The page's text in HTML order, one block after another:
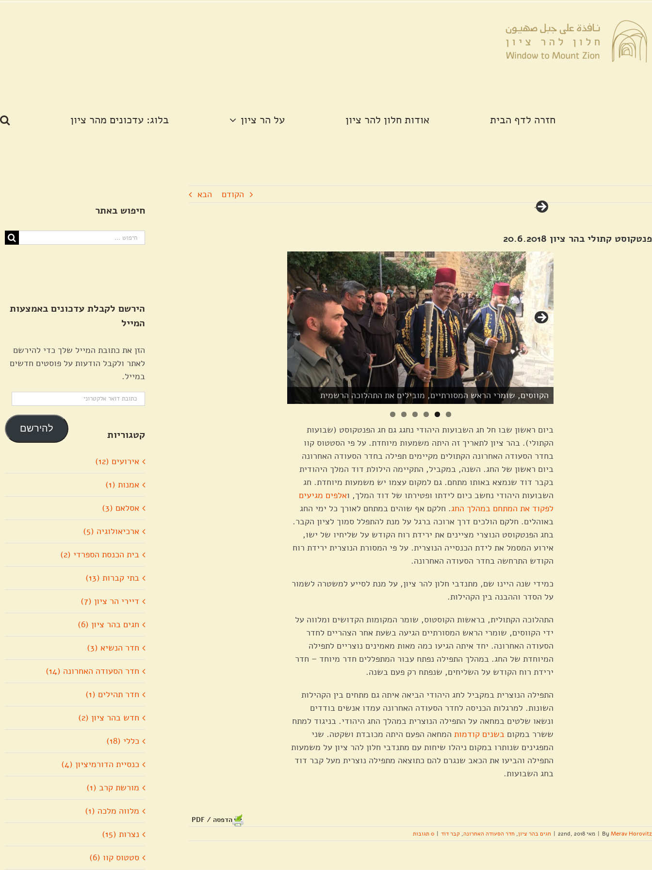
דלג
לתוכן
חזרה לדף הבית אודות חלון להר ציון על הר ציון בלוג: עדכונים מהר ציון
הקודם הבא
פנטקוסט קתולי בהר ציון 20.6.2018
הקווסים, שומרי הראש המסורתיים, מובילים את התהלוכה הרשמית
>
ביום ראשון שבו חל חג השבועות היהודי נחגג גם חג הפנטקוסט (שבועות
הקתולי). בהר ציון לתאריך זה היתה משמעות מיוחדת. על פי הסטטוס קוו
בחדר הסעודה האחרונה הקתולים מקיימים תפילה בחדר הסעודה האחרונה
ביום ראשון של החג. השנה, במקביל, התקיימה הילולת דוד המלך היהודית
בקבר דוד שנמצא באותו מתחם. גם למקום עצמו יש משמעות מיוחדת. חג
השבועות היהודי נחשב כיום לידתו ופטירתו של דוד המלך, ואלפים מגיעים
לפקוד את המתחם במהלך החג. חלקם אף שוהים במתחם לאורך כל ימי החג
באוהלים. חלקם הולכים דרך ארוכה ברגל על מנת להתפלל סמוך לציון הקבר.
בחג הפנטקוסט הנוצרי מציינים את ירידת רוח הקודש על שליחיו של ישו,
אירוע המסמל את לידת הכנסייה הנוצרית. על פי המסורת הנוצרית ירידת רוח
הקודש התרחשה בחדר הסעודה האחרונה.
כמידי שנה היינו שם, מתנדבי חלון להר ציון, על מנת לסייע למשטרה לשמור
על הסדר וההבנה בין הקהילות.
התהלוכה הקתולית, בראשות הקוסטוס, שומר המקומות הקדושים ומלווה על
ידי הקווסים, שומרי הראש המסורתיים הגיעה בשעת אחר הצהריים לחדר
הסעודה האחרונה. יחד איתה הגיעו כמה מאות מאמינים נוצריים לתפילה
המיוחדת של החג. במהלך התפילה נפתח עבור המתפללים חדר מיוחד – חדר
ירידת רוח הקודש על השליחים, שנפתח רק פעם בשנה.
התפילה הנוצרית במקביל לחג היהודי הביאה איתה גם מתחים בין הקהילות
השונות. למרגלות הכניסה לחדר הסעודה האחרונה עמדו אנשים בודדים
ונשאו שלטים במחאה על התפילה הנוצרית במהלך החג היהודי. בניגוד למתח
ששרר במקום בשנים קודמותהמחאה הפעם היתה מכובדת ושקטה. שני
המפגינים שנותרו במקום ניהלו שיחות עם מתנדבי חלון להר ציון על משמעות
התפילה והביעו את הכאב שנגרם להם כתוצאה מתפילה נוצרית מעל קבר דוד
בחג השבועות.
הדפסה / PDF
By Merav Horovitz
| מאי 22nd, 2018 | חגים בהר ציון, חדר הסעודה האחרונה, קבר דוד | 0 תגובות
חיפוש באתר
חיפוש...
הירשם לקבלת עדכונים באמצעות
המייל
הזן את כתובת המייל שלך כדי להירשם
לאתר ולקבל הודעות על פוסטים חדשים
במייל.
כתובת
להירשם קטגוריות
אירועים (12)
אמנות (1)
אסלאם (3)
ארכיאולוגיה (5)
בית הכנסת הספרדי (2)
בתי קברות (13)
דיירי הר ציון (7)
חגים בהר ציון (6)
חדר הנשיא (3)
חדר הסעודה האחרונה (14)
חדר תהילים (1)
חדש בהר ציון (2)
כללי (18)
כנסיית הדורמיציון (4)
מורשת קרב (1)
מלווה מלכה (1)
נצרות (15)
סטטוס קוו (6)